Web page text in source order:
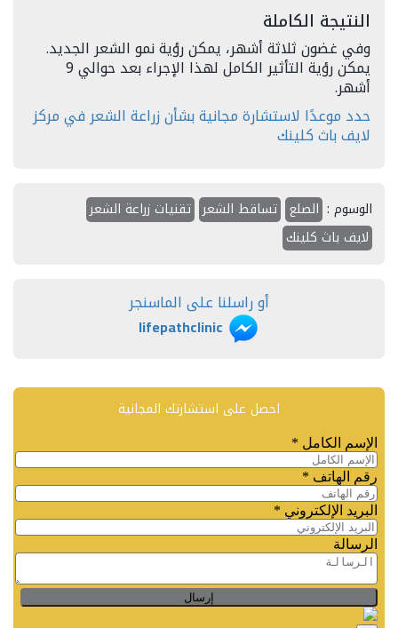
النتيجة الكاملة
وفي غضون ثلاثة أشهر، يمكن رؤية نمو الشعر الجديد.
يمكن رؤية التأثير الكامل لهذا الإجراء بعد حوالي 9
أشهر.
حدد موعدًا لاستشارة مجانية بشأن زراعة الشعر في مركز
لايف باث كلينك
الوسوم : الصلع تساقط الشعر تقنيات زراعة الشعر
لايف باث كلينك
أو راسلنا على الماسنجر
lifepathclinic
احصل على استشارتك المجانية